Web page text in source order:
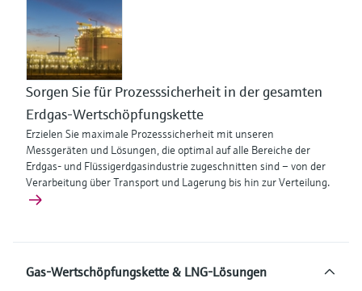
Sorgen Sie für Prozesssicherheit in der gesamten
Erdgas-Wertschöpfungskette
Erzielen Sie maximale Prozesssicherheit mit unseren
Messgeräten und Lösungen, die optimal auf alle Bereiche der
Erdgas- und Flüssigerdgasindustrie zugeschnitten sind – von der
Verarbeitung über Transport und Lagerung bis hin zur Verteilung.
Gas-Wertschöpfungskette & LNG-Lösungen